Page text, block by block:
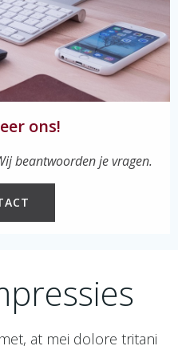
ons!
beantwoorden je vragen.
at mei dolore tritani